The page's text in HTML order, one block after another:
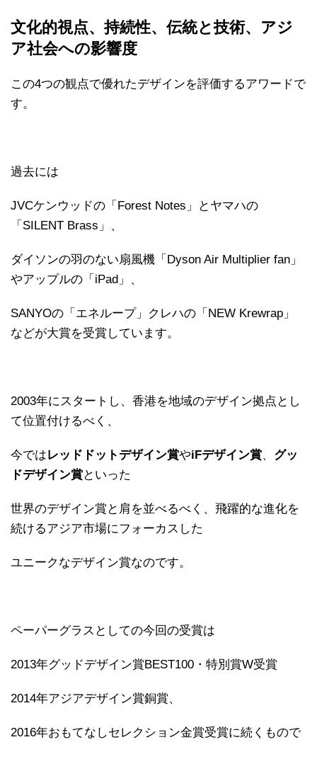
文化的視点、持続性、伝統と技術、アジ
ア社会への影響度
この4つの観点で優れたデザインを評価するアワードで
す。
過去には
JVCケンウッドの「Forest Notes」とヤマハの
「SILENT Brass」、
ダイソンの羽のない扇風機「Dyson Air Multiplier fan」
やアップルの「iPad」、
SANYOの「エネループ」クレハの「NEW Krewrap」
などが大賞を受賞しています。
2003年にスタートし、香港を地域のデザイン拠点とし
て位置付けるべく、
今ではレッドドットデザイン賞やiFデザイン賞、 グッ
ドデザイン賞といった
世界のデザイン賞と肩を並べるべく、飛躍的な進化を
続けるアジア市場にフォーカスした
ユニークなデザイン賞なのです。
ペーパーグラスとしての今回の受賞は
2013年グッドデザイン賞BEST100・特別賞W受賞
2014年アジアデザイン賞銅賞、
2016年おもてなしセレクション金賞受賞に続くもので